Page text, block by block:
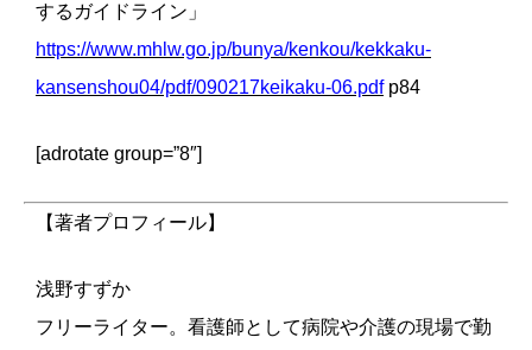
するガイドライン」
https://www.mhlw.go.jp/bunya/kenkou/kekkaku-
kansenshou04/pdf/090217keikaku-06.pdfp84
[adrotate group=”8″]
【著者プロフィール】
浅野すずか
フリーライター。看護師として病院や介護の現場で勤